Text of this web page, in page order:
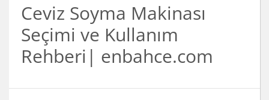
Ceviz Soyma Makinası
Seçimi ve Kullanım
Rehberi| enbahce.com